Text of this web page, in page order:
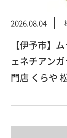
2026.08.04
【伊予市】
ェネチアン
門店 くらや